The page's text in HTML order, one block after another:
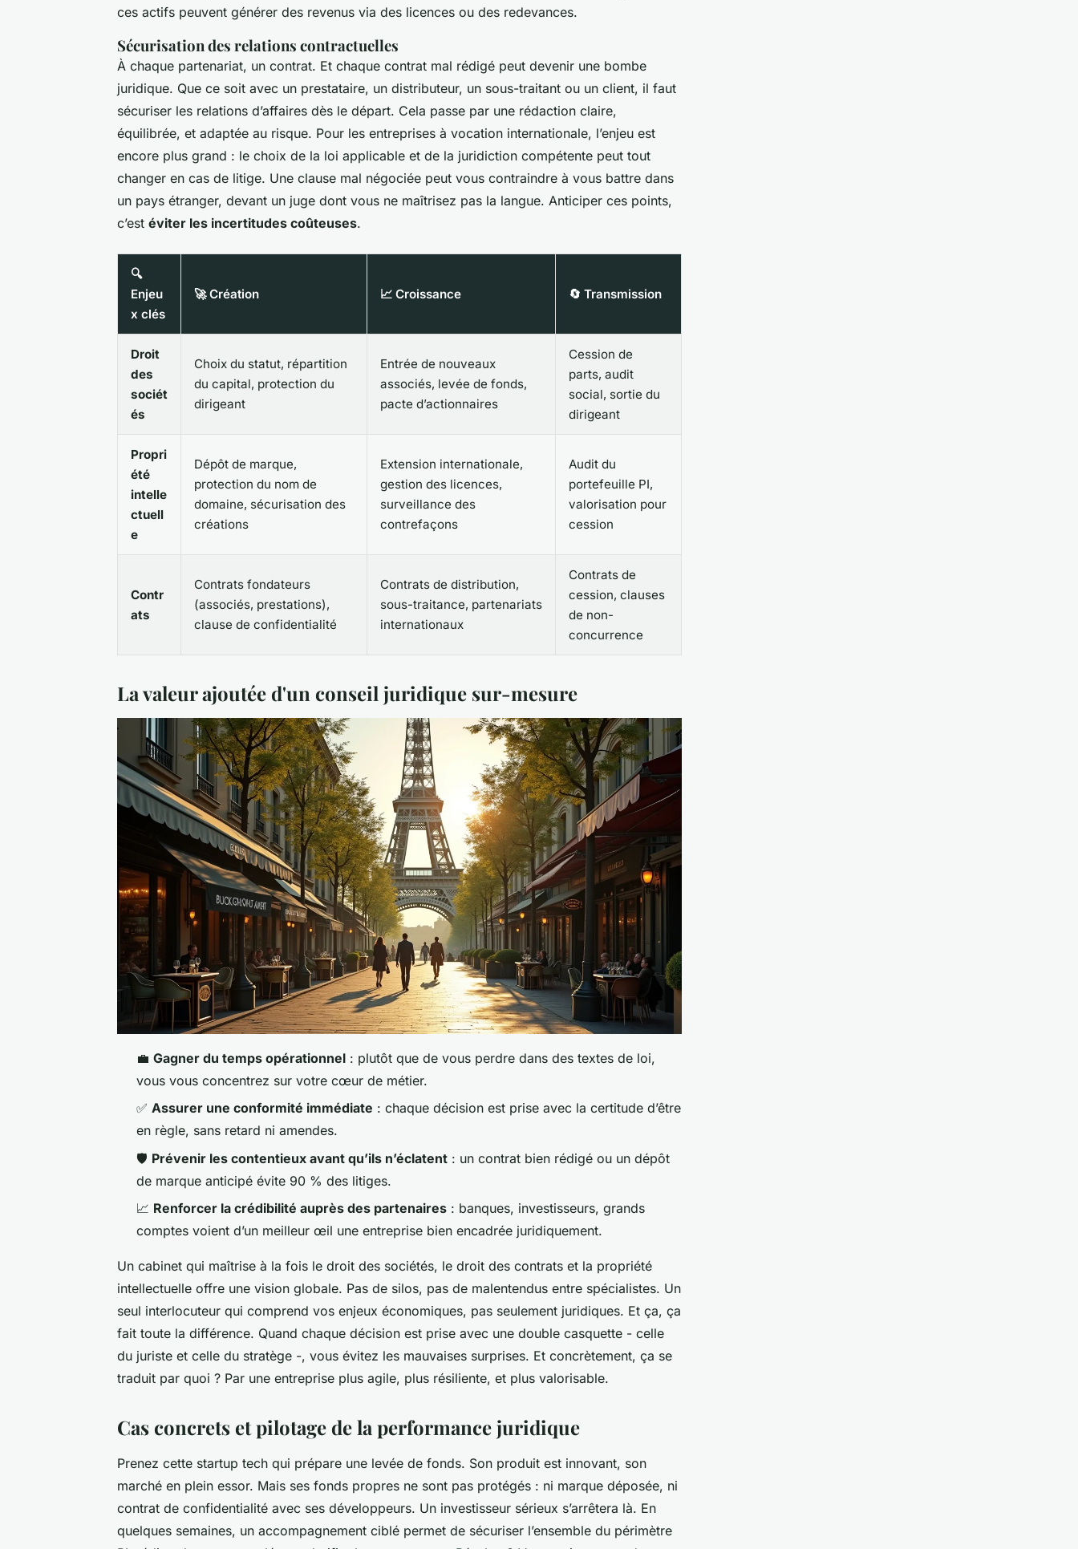
ces actifs peuvent générer des revenus via des licences ou des redevances.
Sécurisation des relations contractuelles
À chaque partenariat, un contrat. Et chaque contrat mal rédigé peut devenir une bombe
juridique. Que ce soit avec un prestataire, un distributeur, un sous-traitant ou un client, il faut
sécuriser les relations d’affaires dès le départ. Cela passe par une rédaction claire,
équilibrée, et adaptée au risque. Pour les entreprises à vocation internationale, l’enjeu est
encore plus grand : le choix de la loi applicable et de la juridiction compétente peut tout
changer en cas de litige. Une clause mal négociée peut vous contraindre à vous battre dans
un pays étranger, devant un juge dont vous ne maîtrisez pas la langue. Anticiper ces points,
c’est éviter les incertitudes coûteuses.
🔍
Enjeu
x clés
🚀 Création 📈 Croissance 🔄 Transmission
Droit
des
sociét
és
Choix du statut, répartition
du capital, protection du
dirigeant
Entrée de nouveaux
associés, levée de fonds,
pacte d’actionnaires
Cession de
parts, audit
social, sortie du
dirigeant
Propri
été
intelle
ctuell
e
Dépôt de marque,
protection du nom de
domaine, sécurisation des
créations
Extension internationale,
gestion des licences,
surveillance des
contrefaçons
Audit du
portefeuille PI,
valorisation pour
cession
Contr
ats
Contrats fondateurs
(associés, prestations),
clause de confidentialité
Contrats de distribution,
sous-traitance, partenariats
internationaux
Contrats de
cession, clauses
de non-
concurrence
La valeur ajoutée d'un conseil juridique sur-mesure
💼 Gagner du temps opérationnel : plutôt que de vous perdre dans des textes de loi,
vous vous concentrez sur votre cœur de métier.
✅ Assurer une conformité immédiate : chaque décision est prise avec la certitude d’être
en règle, sans retard ni amendes.
🛡️ Prévenir les contentieux avant qu’ils n’éclatent : un contrat bien rédigé ou un dépôt
de marque anticipé évite 90 % des litiges.
📈 Renforcer la crédibilité auprès des partenaires : banques, investisseurs, grands
comptes voient d’un meilleur œil une entreprise bien encadrée juridiquement.
Un cabinet qui maîtrise à la fois le droit des sociétés, le droit des contrats et la propriété
intellectuelle offre une vision globale. Pas de silos, pas de malentendus entre spécialistes. Un
seul interlocuteur qui comprend vos enjeux économiques, pas seulement juridiques. Et ça, ça
fait toute la différence. Quand chaque décision est prise avec une double casquette - celle
du juriste et celle du stratège -, vous évitez les mauvaises surprises. Et concrètement, ça se
traduit par quoi ? Par une entreprise plus agile, plus résiliente, et plus valorisable.
Cas concrets et pilotage de la performance juridique
Prenez cette startup tech qui prépare une levée de fonds. Son produit est innovant, son
marché en plein essor. Mais ses fonds propres ne sont pas protégés : ni marque déposée, ni
contrat de confidentialité avec ses développeurs. Un investisseur sérieux s’arrêtera là. En
quelques semaines, un accompagnement ciblé permet de sécuriser l’ensemble du périmètre